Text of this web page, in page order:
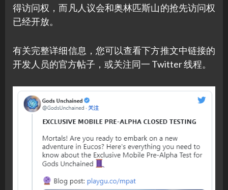
得访问权，而凡人议会和奥林匹斯山的抢先访问权
已经开放。
有关完整详细信息，您可以查看下方推文中链接的
开发人员的官方帖子，或关注同一 Twitter 线程。